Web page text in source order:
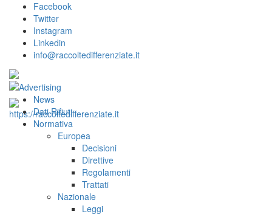
Facebook
Twitter
Instagram
Linkedin
info@raccoltedifferenziate.it
News
Dati Rifiuti
Normativa
Europea
Decisioni
Direttive
Regolamenti
Trattati
Nazionale
Leggi